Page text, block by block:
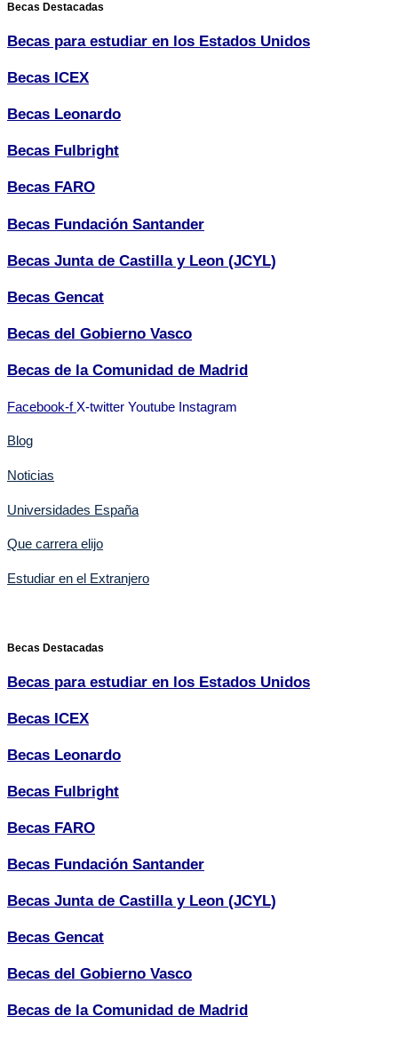
Becas Destacadas
Becas para estudiar en los Estados Unidos
Becas ICEX
Becas Leonardo
Becas Fulbright
Becas FARO
Becas Fundación Santander
Becas Junta de Castilla y Leon (JCYL)
Becas Gencat
Becas del Gobierno Vasco
Becas de la Comunidad de Madrid
Facebook-f X-twitter Youtube Instagram
Blog
Noticias
Universidades España
Que carrera elijo
Estudiar en el Extranjero
Becas Destacadas
Becas para estudiar en los Estados Unidos
Becas ICEX
Becas Leonardo
Becas Fulbright
Becas FARO
Becas Fundación Santander
Becas Junta de Castilla y Leon (JCYL)
Becas Gencat
Becas del Gobierno Vasco
Becas de la Comunidad de Madrid